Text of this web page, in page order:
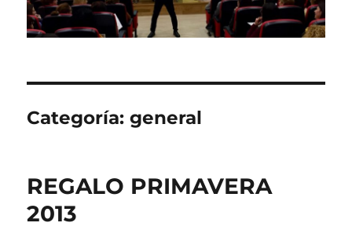
Categoría:general
REGALO PRIMAVERA
2013